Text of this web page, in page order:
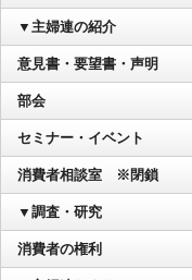
▼主婦連の紹介
意見書・要望書・声明
部会
セミナー・イベント
消費者相談室 ※閉鎖
▼調査・研究
消費者の権利